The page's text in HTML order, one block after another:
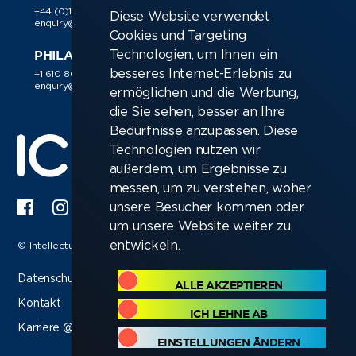
Diese Website verwendet
Cookies und Targeting
Technologien, um Ihnen ein
besseres Internet-Erlebnis zu
ermöglichen und die Werbung,
die Sie sehen, besser an Ihre
Bedürfnisse anzupassen. Diese
Technologien nutzen wir
außerdem, um Ergebnisse zu
messen, um zu verstehen, woher
unsere Besucher kommen oder
um unsere Website weiter zu
entwickeln.
ALLE AKZEPTIEREN
ICH LEHNE AB
EINSTELLUNGEN ÄNDERN
+44 (0)118 988 1150
enquiry@ic-resources.com
+49 89 38 030 188
enquiry@ic-resources.com
PHILADELPHIA
+1 610 866 9510
enquiry@ic-resources.com
© Intellectual Capital Resources Ltd 2026
Datenschutzerklärung
Kontakt
Karriere @ ICR